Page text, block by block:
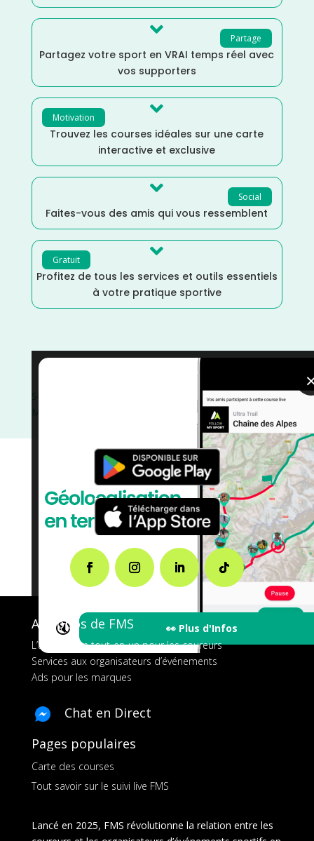
Partage

Partagez votre sport en VRAI temps réel avec
vos supporters
Motivation 
Trouvez les courses idéales sur une carte
interactive et exclusive
Social

Faites-vous des amis qui vous ressemblent
Gratuit 
Profitez de tous les services et outils essentiels
à votre pratique sportive
🔇 👀 Plus d'Infos
Semi
Dénivelé Moyen/Dénivelé
Montagne
courses
Auvergne Rhône
A propos de FMS
L’application tout-en-un pour les coureurs
Services aux organisateurs d’événements
Ads pour les marques
Chat en Direct
Pages populaires
Carte des courses
Tout savoir sur le suivi live FMS
Lancé en 2025, FMS révolutionne la relation entre les